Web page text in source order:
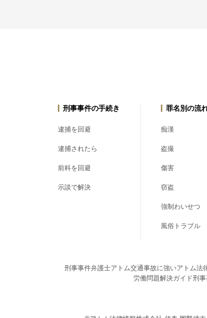
刑事事件の手続き
逮捕を回避
逮捕されたら
前科を回避
示談で解決
罪名別の流
痴漢
盗撮
傷害
窃盗
強制わいせつ
風俗トラブル
刑事事件弁護士アトム交通事故に強いアトム法
労働問題解決ガイド刑